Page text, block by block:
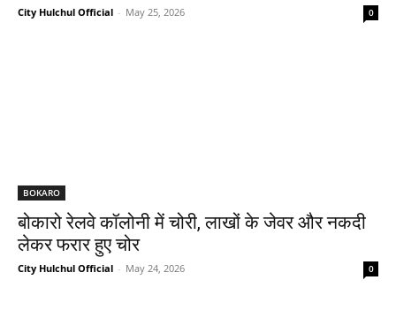
City Hulchul Official - May 25, 2026 0
BOKARO
बोकारो रेलवे कॉलोनी में चोरी, लाखों के जेवर और नकदी
लेकर फरार हुए चोर
City Hulchul Official - May 24, 2026 0